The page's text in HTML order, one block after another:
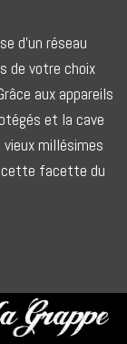
d’un réseau
de votre choix
aux appareils
et la cave
millésimes
cette facette du